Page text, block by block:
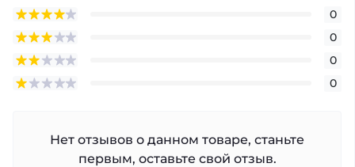
0
0
0
0
Нет отзывов о данном товаре, станьте
первым, оставьте свой отзыв.